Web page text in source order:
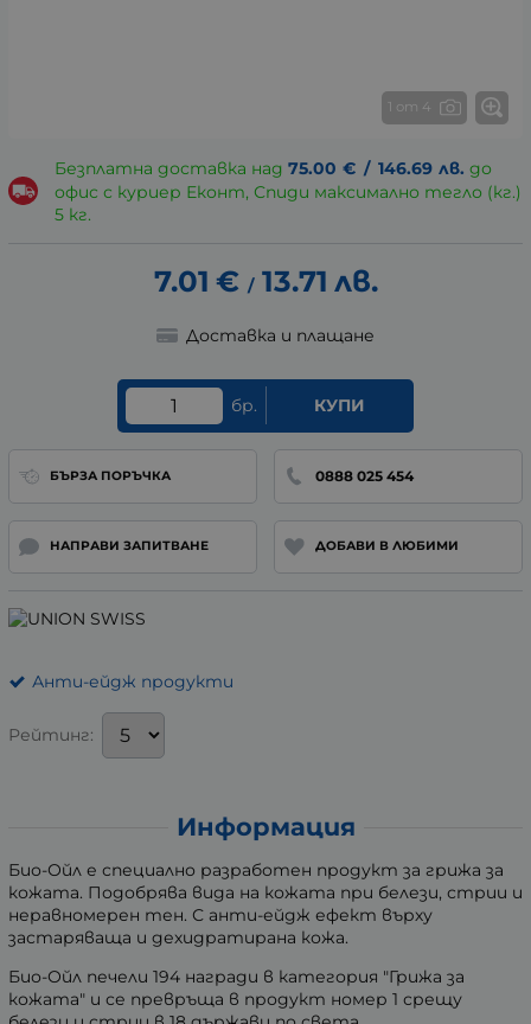
1 от 4
Безплатна доставка над 75.00 € / 146.69 лв. до
офис с куриер Еконт, Спиди максимално тегло (кг.)
5 кг.
7.01 € / 13.71 лв.
Доставка и плащане
бр. КУПИ
БЪРЗА ПОРЪЧКА 0888 025 454
НАПРАВИ ЗАПИТВАНЕ ДОБАВИ В ЛЮБИМИ
Анти-ейдж продукти
Рейтинг:
Информация
Био-Ойл е специално разработен продукт за грижа за
кожата. Подобрява вида на кожата при белези, стрии и
неравномерен тен. С анти-ейдж ефект върху
застаряваща и дехидратирана кожа.
Био-Ойл печели 194 награди в категория "Грижа за
кожата" и се превръща в продукт номер 1 срещу